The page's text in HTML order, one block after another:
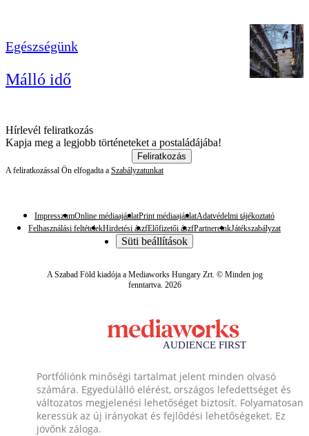
Egészségünk
Málló idő
Hírlevél feliratkozás
Kapja meg a legjobb történeteket a postaládájába!
Feliratkozás
A feliratkozással Ön elfogadta a Szabályzatunkat
ImpresszumOnline médiaajánlatPrint médiaajánlatAdatvédelmi tájékoztató
Felhasználási feltételekHirdetési ászfElőfizetői ászfPartnereinkJátékszabályzat
Süti beállítások
A Szabad Föld kiadója a Mediaworks Hungary Zrt. © Minden jog
fenntartva. 2026
Portfóliónk minőségi tartalmat jelent minden olvasó
számára. Egyedülálló elérést, országos lefedettséget és
változatos megjelenési lehetőséget biztosít. Folyamatosan
keressük az új irányokat és fejlődési lehetőségeket. Ez
jövőnk záloga.